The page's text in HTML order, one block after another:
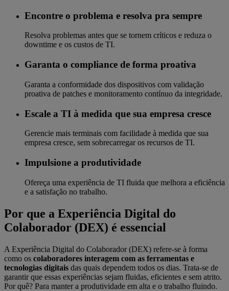
Encontre o problema e resolva pra sempre
Resolva problemas antes que se tornem críticos e reduza o
downtime e os custos de TI.
Garanta o compliance de forma proativa
Garanta a conformidade dos dispositivos com validação
proativa de patches e monitoramento contínuo da integridade.
Escale a TI à medida que sua empresa cresce
Gerencie mais terminais com facilidade à medida que sua
empresa cresce, sem sobrecarregar os recursos de TI.
Impulsione a produtividade
Ofereça uma experiência de TI fluida que melhora a eficiência
e a satisfação no trabalho.
Por que a Experiência Digital do
Colaborador (DEX) é essencial
A Experiência Digital do Colaborador (DEX) refere-se à forma
como os colaboradores interagem com as ferramentas e
tecnologias digitais das quais dependem todos os dias. Trata-se de
garantir que essas experiências sejam fluidas, eficientes e sem atrito.
Por quê? Para manter a produtividade em alta e o trabalho fluindo.